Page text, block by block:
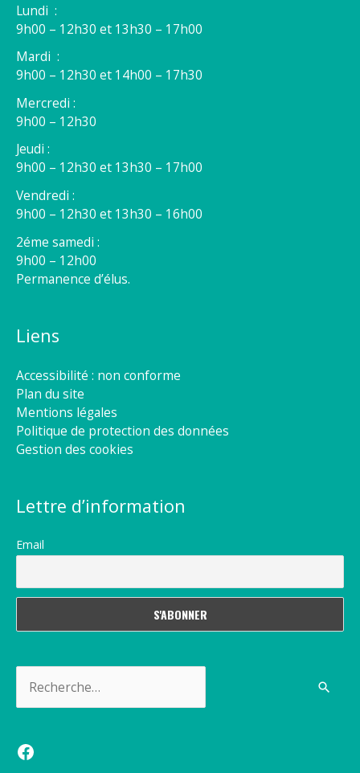
Lundi :
9h00 – 12h30 et 13h30 – 17h00
Mardi :
9h00 – 12h30 et 14h00 – 17h30
Mercredi :
9h00 – 12h30
Jeudi :
9h00 – 12h30 et 13h30 – 17h00
Vendredi :
9h00 – 12h30 et 13h30 – 16h00
2éme samedi :
9h00 – 12h00
Permanence d’élus.
Liens
Accessibilité : non conforme
Plan du site
Mentions légales
Politique de protection des données
Gestion des cookies
Lettre d’information
Email
Facebook